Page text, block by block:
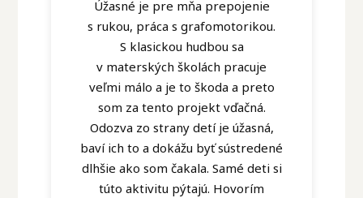
Úžasné je pre mňa prepojenie
s rukou, práca s grafomotorikou.
S klasickou hudbou sa
v materských školách pracuje
veľmi málo a je to škoda a preto
som za tento projekt vďačná.
Odozva zo strany detí je úžasná,
baví ich to a dokážu byť sústredené
dlhšie ako som čakala. Samé deti si
túto aktivitu pýtajú. Hovorím